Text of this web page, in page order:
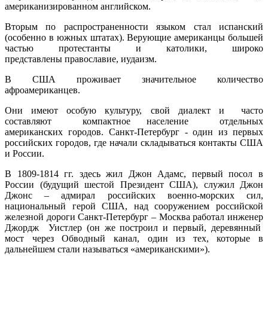
американизированном английском.
Вторым по распространенности языком стал испанский
(особенно в южных штатах). Верующие американцы большей
частью протестанты и католики, широко
представлены православие, иудаизм.
В США проживает значительное количество
афроамериканцев.
Они имеют особую культуру, свой диалект и часто
составляют компактное население отдельных
американских городов. Санкт-Петербург - один из первых
российских городов, где начали складываться контакты США
и России.
В 1809-1814 гг. здесь жил Джон Адамс, первый посол в
России (будущий шестой Президент США), служил Джон
Джонс – адмирал российских военно-морских сил,
национальный герой США, над сооружением российской
железной дороги Санкт-Петербург – Москва работал инженер
Джордж Уистлер (он же построил и первый, деревянный
мост через Обводный канал, один из тех, которые в
дальнейшем стали называться «американскими»).